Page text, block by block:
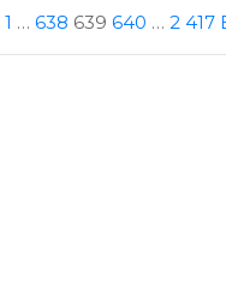
1 … 638 639 640 … 2 417